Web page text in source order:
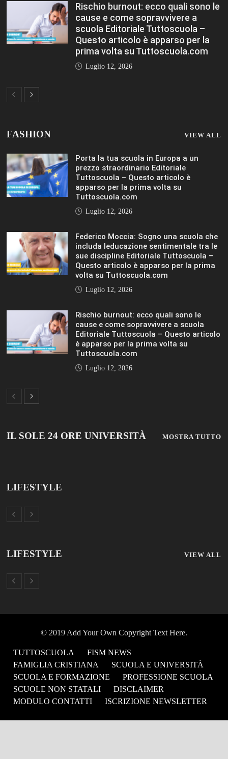
Rischio burnout: ecco quali sono le
cause e come sopravvivere a
scuola Editoriale Tuttoscuola –
Questo articolo è apparso per la
prima volta su Tuttoscuola.com
Luglio 12, 2026
FASHION VIEW ALL
Porta la tua scuola in Europa a un
prezzo straordinario Editoriale
Tuttoscuola – Questo articolo è
apparso per la prima volta su
Tuttoscuola.com
Luglio 12, 2026
Federico Moccia: Sogno una scuola che
includa leducazione sentimentale tra le
sue discipline Editoriale Tuttoscuola –
Questo articolo è apparso per la prima
volta su Tuttoscuola.com
Luglio 12, 2026
Rischio burnout: ecco quali sono le
cause e come sopravvivere a scuola
Editoriale Tuttoscuola – Questo articolo
è apparso per la prima volta su
Tuttoscuola.com
Luglio 12, 2026
IL SOLE 24 ORE UNIVERSITÀ MOSTRA TUTTO
LIFESTYLE
LIFESTYLE VIEW ALL
© 2019 Add Your Own Copyright Text Here.
TUTTOSCUOLA
FISM NEWS
FAMIGLIA CRISTIANA
SCUOLA E UNIVERSITÀ
SCUOLA E FORMAZIONE
PROFESSIONE SCUOLA
SCUOLE NON STATALI
DISCLAIMER
MODULO CONTATTI
ISCRIZIONE NEWSLETTER